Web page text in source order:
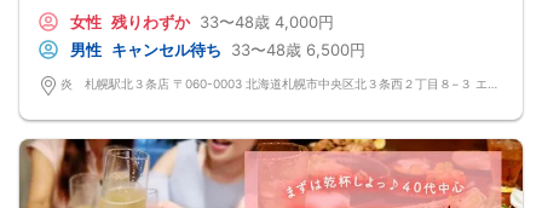
換しておいてください。
最大人数・最少人数について
◆最少開催人数 男性2名・女性2名になります。
◆最大募集人数 男性10名・女性10名になります。
※但し、企画により変動する場合がございます。
集まり方は運営側も予測できない部分はございます。
楽しい会かどうかは、参加人数より、その時に参加される方の相性や人柄など要
素が大きいです。
女性 残りわずか 33〜48歳 4,000円
男性 キャンセル待ち 33〜48歳 6,500円